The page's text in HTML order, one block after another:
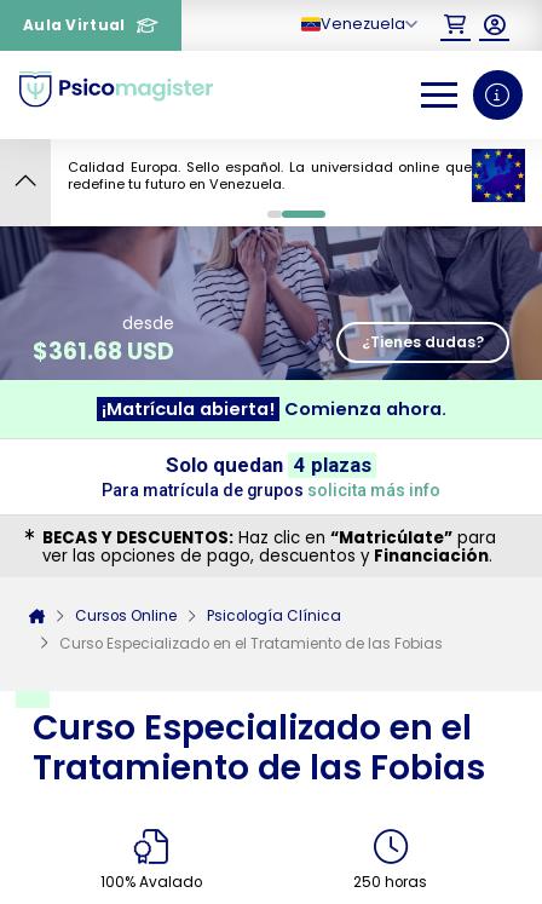
Aula Virtual Venezuela
Calidad Europa. Sello español. La universidad online que
redefine tu futuro en Venezuela.
0 1
Curso Especializado en el
Tratamiento de las Fobias
100% Avalado 250 horas
desde
$361.68 USD ¿Tienes dudas?
¡Matrícula abierta! Comienza ahora.
Solo quedan 4 plazas
Para matrícula de grupos solicita más info
BECAS Y DESCUENTOS: Haz clic en “Matricúlate” para
ver las opciones de pago, descuentos y Financiación.
Cursos Online
Psicología Clínica
Curso Especializado en el Tratamiento de las Fobias
¿Necesitas más información
sobre un curso?